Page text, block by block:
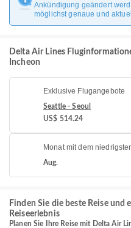
Ankündigung geändert
möglichst genaue und
Delta Air Lines
Incheon
Exklusive Flugangebote
Seattle - Seoul
US$ 514.24
Monat mit dem
Aug.
Finden Sie die beste Reise und
Reiseerlebnis
Planen Sie Ihre Reise mit Delta Air